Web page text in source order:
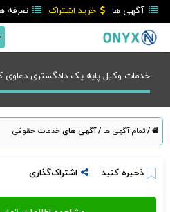
آگهی ها خرید اشتراک تعرفه
خدمات وکیل پایه یک دادگستری دعاوی
/تمام آگهی ها /آگهی هایخدمات حقوقی
ذخیره کنید اشتراک‌گذاری